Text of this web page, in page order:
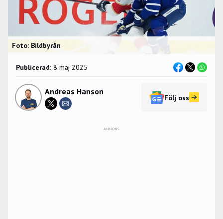
Foto: Bildbyrån
Publicerad: 8 maj 2025
Andreas Hanson
Följ oss
ANNONS